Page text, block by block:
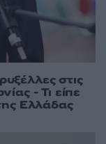
στις
- Τι είπε
Ελλάδας